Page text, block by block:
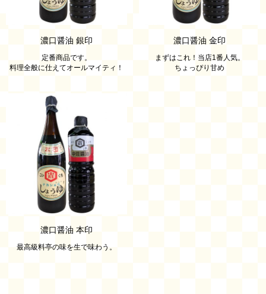
濃口醤油 銀印
定番商品です。
料理全般に仕えてオールマイティ！
濃口醤油 金印
まずはこれ！当店1番人気。
ちょっぴり甘め
濃口醤油 本印
最高級料亭の味を生で味わう。